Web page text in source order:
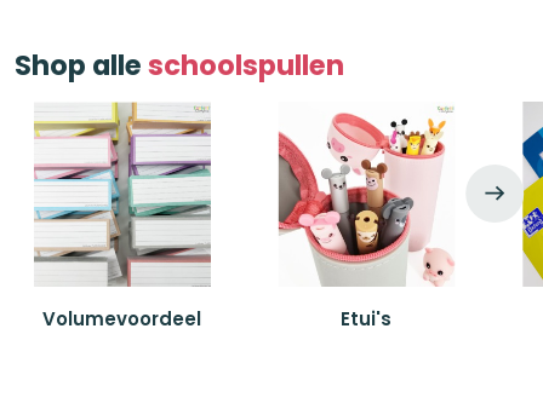
Shop alleschoolspullen
Volumevoordeel Etui's